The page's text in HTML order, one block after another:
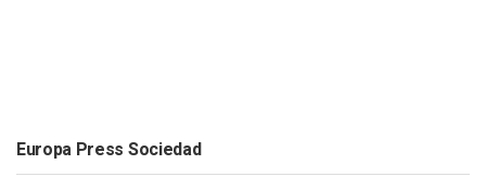
Europa Press Sociedad